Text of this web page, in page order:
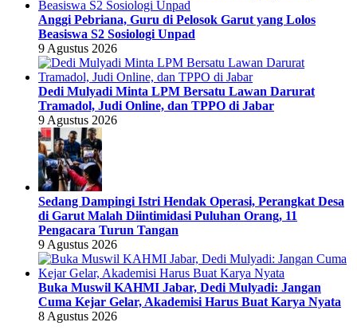
Anggi Pebriana, Guru di Pelosok Garut yang Lolos
Beasiswa S2 Sosiologi Unpad
9 Agustus 2026
Dedi Mulyadi Minta LPM Bersatu Lawan Darurat
Tramadol, Judi Online, dan TPPO di Jabar
9 Agustus 2026
Sedang Dampingi Istri Hendak Operasi, Perangkat Desa
di Garut Malah Diintimidasi Puluhan Orang, 11
Pengacara Turun Tangan
9 Agustus 2026
Buka Muswil KAHMI Jabar, Dedi Mulyadi: Jangan
Cuma Kejar Gelar, Akademisi Harus Buat Karya Nyata
8 Agustus 2026